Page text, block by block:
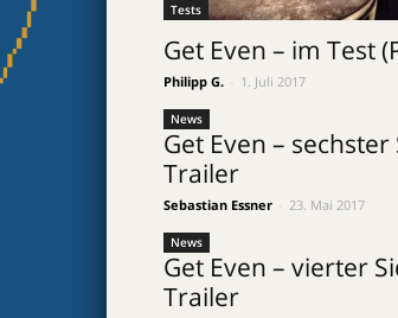
Tests
Get Even – im Test
Philipp G. 1. Juli 2017
News
Get Even –
Trailer
Sebastian Essner 23. Mai 2017
News
Get Even – vierter
Trailer